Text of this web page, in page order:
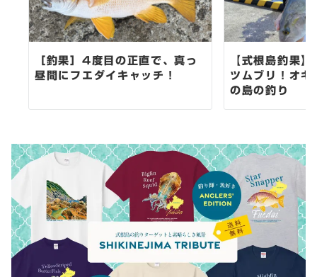
［釣果］4度目の正直で、真っ
昼間にフエダイキャッチ！
【式根島釣果
ツムブリ！オキ
の島の釣り